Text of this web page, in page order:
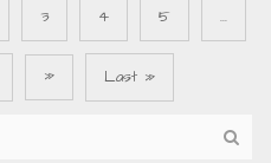
3 4 5 ...
» Last »